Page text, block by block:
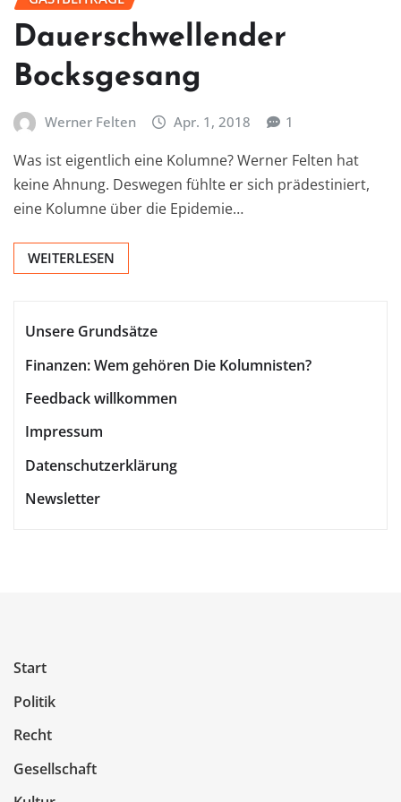
Dauerschwellender
Bocksgesang
Werner Felten Apr. 1, 2018 1
Was ist eigentlich eine Kolumne? Werner Felten hat
keine Ahnung. Deswegen fühlte er sich prädestiniert,
eine Kolumne über die Epidemie…
WEITERLESEN
Unsere Grundsätze
Finanzen: Wem gehören Die Kolumnisten?
Feedback willkommen
Impressum
Datenschutzerklärung
Newsletter
Start
Politik
Recht
Gesellschaft